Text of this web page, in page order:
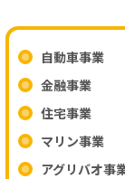
自動車事業
金融事業
住宅事業
マリン事業
アグリバオ事